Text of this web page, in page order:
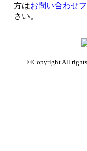
方はお問い合わせ
さい。
©Copyright All rights